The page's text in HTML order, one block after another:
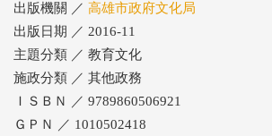
出版機關 ／ 高雄市政府文化局
出版日期 ／ 2016-11
主題分類 ／ 教育文化
施政分類 ／ 其他政務
ＩＳＢＮ ／ 9789860506921
ＧＰＮ ／ 1010502418